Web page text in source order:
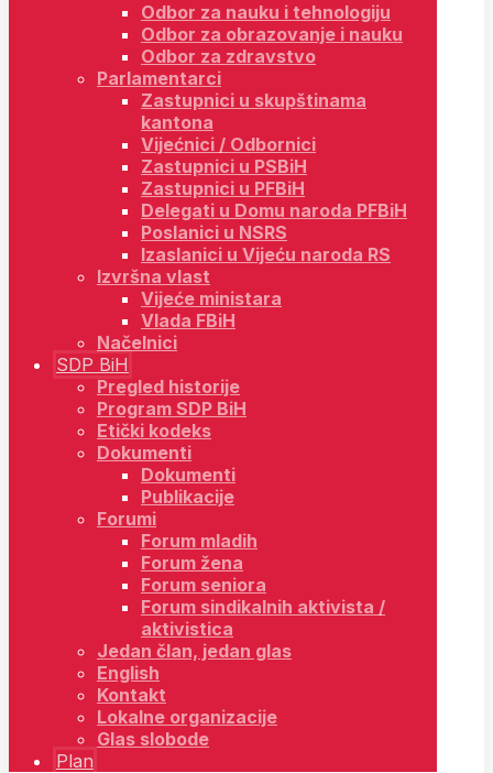
Odbor za nauku i tehnologiju
Odbor za obrazovanje i nauku
Odbor za zdravstvo
Parlamentarci
Zastupnici u skupštinama
kantona
Vijećnici / Odbornici
Zastupnici u PSBiH
Zastupnici u PFBiH
Delegati u Domu naroda PFBiH
Poslanici u NSRS
Izaslanici u Vijeću naroda RS
Izvršna vlast
Vijeće ministara
Vlada FBiH
Načelnici
SDP BiH
Pregled historije
Program SDP BiH
Etički kodeks
Dokumenti
Dokumenti
Publikacije
Forumi
Forum mladih
Forum žena
Forum seniora
Forum sindikalnih aktivista /
aktivistica
Jedan član, jedan glas
English
Kontakt
Lokalne organizacije
Glas slobode
Plan